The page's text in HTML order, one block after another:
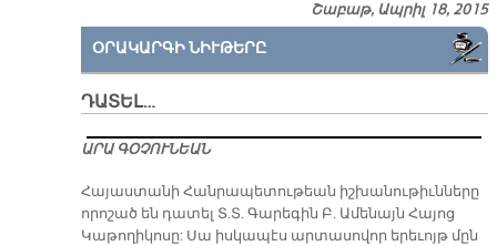
Շաբաթ, Ապրիլ 18, 2015
ՕՐԱԿԱՐԳԻ ՆԻՒԹԵՐԸ
ԴԱՏԵԼ…
ԱՐԱ ԳՕՉՈՒՆԵԱՆ
​Հայաստանի Հանրապետութեան իշխանութիւնները
որոշած են դատել Տ.Տ. Գարեգին Բ. Ամենայն Հայոց
Կաթողիկոսը: Սա իսկապէս արտասովոր երեւոյթ մըն